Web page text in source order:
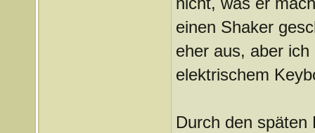
einen Shaker
eher aus, aber
elektrischem
Durch den späten